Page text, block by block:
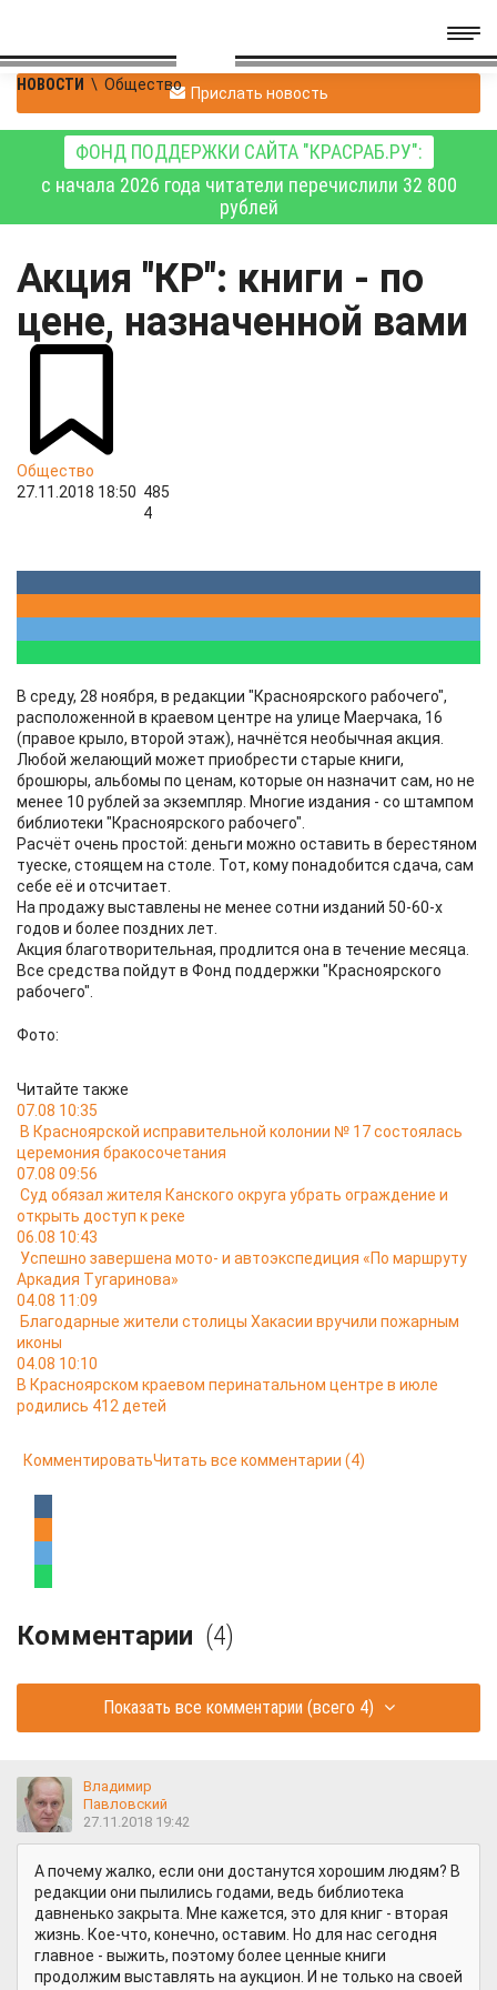
НОВОСТИ \ Общество Прислать новость
ФОНД ПОДДЕРЖКИ САЙТА "КРАСРАБ.РУ":
с начала 2026 года читатели перечислили 32 800
рублей
Акция "КР": книги - по
цене, назначенной вами
Общество
27.11.2018 18:50 485
4
В среду, 28 ноября, в редакции "Красноярского рабочего",
расположенной в краевом центре на улице Маерчака, 16
(правое крыло, второй этаж), начнётся необычная акция.
Любой желающий может приобрести старые книги,
брошюры, альбомы по ценам, которые он назначит сам, но не
менее 10 рублей за экземпляр. Многие издания - со штампом
библиотеки "Красноярского рабочего".
Расчёт очень простой: деньги можно оставить в берестяном
туеске, стоящем на столе. Тот, кому понадобится сдача, сам
себе её и отсчитает.
На продажу выставлены не менее сотни изданий 50-60-х
годов и более поздних лет.
Акция благотворительная, продлится она в течение месяца.
Все средства пойдут в Фонд поддержки "Красноярского
рабочего".
Фото:
Читайте также
07.08 10:35
В Красноярской исправительной колонии № 17 состоялась
церемония бракосочетания
07.08 09:56
Суд обязал жителя Канского округа убрать ограждение и
открыть доступ к реке
06.08 10:43
Успешно завершена мото- и автоэкспедиция «По маршруту
Аркадия Тугаринова»
04.08 11:09
Благодарные жители столицы Хакасии вручили пожарным
иконы
04.08 10:10
В Красноярском краевом перинатальном центре в июле
родились 412 детей
КомментироватьЧитать все комментарии (4)
Комментарии (4)
Показать все комментарии(всего 4)
Владимир
Павловский
27.11.2018 19:42
А почему жалко, если они достанутся хорошим людям? В
редакции они пылились годами, ведь библиотека
давненько закрыта. Мне кажется, это для книг - вторая
жизнь. Кое-что, конечно, оставим. Но для нас сегодня
главное - выжить, поэтому более ценные книги
продолжим выставлять на аукцион. И не только на своей